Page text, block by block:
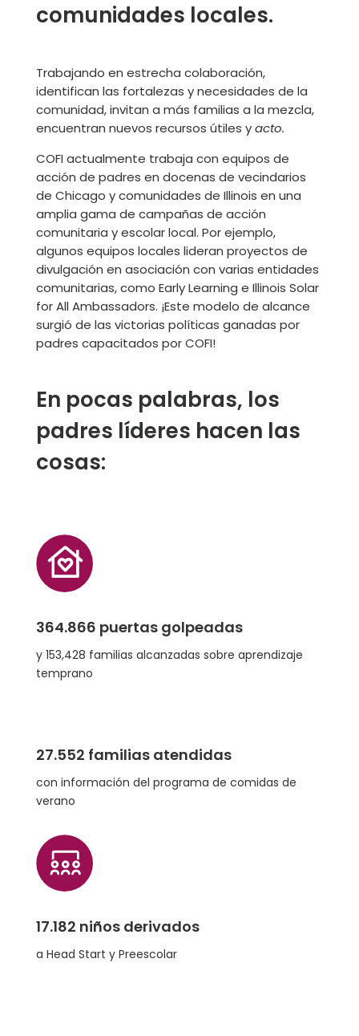
comunidades locales.
Trabajando en estrecha colaboración,
identifican las fortalezas y necesidades de la
comunidad, invitan a más familias a la mezcla,
encuentran nuevos recursos útiles yacto.
COFI actualmente trabaja con equipos de
acción de padres en docenas de vecindarios
de Chicago y comunidades de Illinois en una
amplia gama de campañas de acción
comunitaria y escolar local. Por ejemplo,
algunos equipos locales lideran proyectos de
divulgación en asociación con varias entidades
comunitarias, como Early Learning e Illinois Solar
for All Ambassadors. ¡Este modelo de alcance
surgió de las victorias políticas ganadas por
padres capacitados por COFI!
En pocas palabras, los
padres líderes hacen las
cosas:
364.866 puertas golpeadas
y 153,428 familias alcanzadas sobre aprendizaje
temprano
27.552 familias atendidas
con información del programa de comidas de
verano
17.182 niños derivados
a Head Start y Preescolar